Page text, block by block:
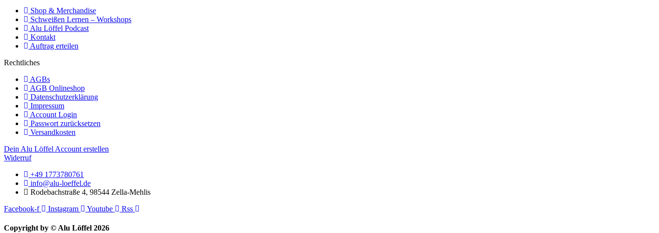
Shop & Merchandise
Schweißen Lernen – Workshops
Alu Löffel Podcast
Kontakt
Auftrag erteilen
Rechtliches
AGBs
AGB Onlineshop
Datenschutzerklärung
Impressum
Account Login
Passwort zurücksetzen
Versandkosten
Dein Alu Löffel Account erstellen
Widerruf
+49 1773780761
info@alu-loeffel.de
Rodebachstraße 4, 98544 Zella-Mehlis
Facebook-f
Instagram Youtube Rss
Copyright by © Alu Löffel 2026